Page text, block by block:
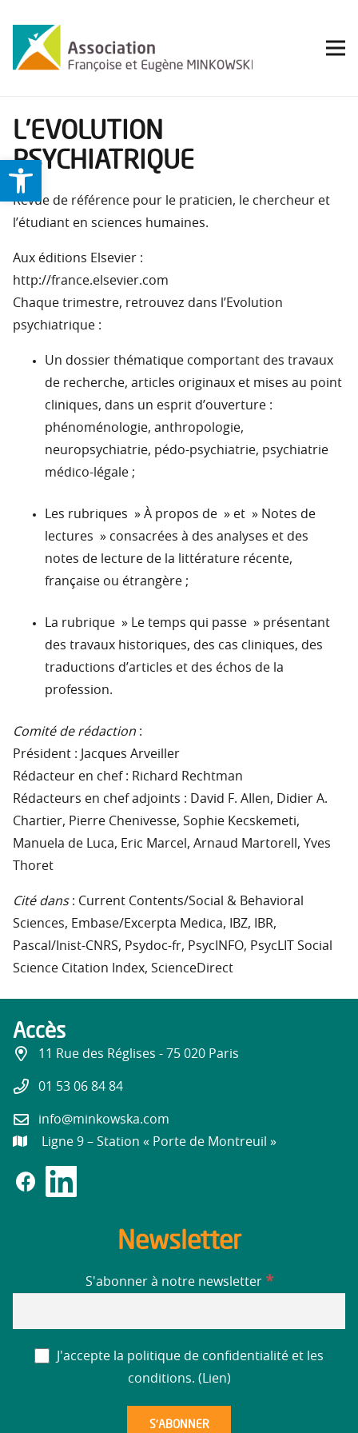
Ouvrir la barre d’outils
L’EVOLUTION
PSYCHIATRIQUE
Revue de référence pour le praticien, le chercheur et
l’étudiant en sciences humaines.
Aux éditions Elsevier :
http://france.elsevier.com
Chaque trimestre, retrouvez dans l’Evolution
psychiatrique :
Un dossier thématique comportant des travaux
de recherche, articles originaux et mises au point
cliniques, dans un esprit d’ouverture :
phénoménologie, anthropologie,
neuropsychiatrie, pédo-psychiatrie, psychiatrie
médico-légale ;
Les rubriques » À propos de » et » Notes de
lectures » consacrées à des analyses et des
notes de lecture de la littérature récente,
française ou étrangère ;
La rubrique » Le temps qui passe » présentant
des travaux historiques, des cas cliniques, des
traductions d’articles et des échos de la
profession.
Comité de rédaction :
Président : Jacques Arveiller
Rédacteur en chef : Richard Rechtman
Rédacteurs en chef adjoints : David F. AIlen, Didier A.
Chartier, Pierre Chenivesse, Sophie Kecskemeti,
Manuela de Luca, Eric Marcel, Arnaud Martorell, Yves
Thoret
Cité dans: Current Contents/Social & Behavioral
Sciences, Embase/Excerpta Medica, IBZ, IBR,
Pascal/Inist-CNRS, Psydoc-fr, PsycINFO, PsycLIT Social
Science Citation Index, ScienceDirect
Accès
11 Rue des Réglises - 75 020 Paris
01 53 06 84 84
info@minkowska.com
Ligne 9 – Station « Porte de Montreuil »
Newsletter
S'abonner à notre newsletter *
J'accepte la politique de confidentialité et les
conditions. ( Lien)